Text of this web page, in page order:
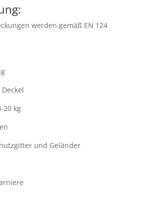
werden gemäß EN 124
20 kg
und Geländer